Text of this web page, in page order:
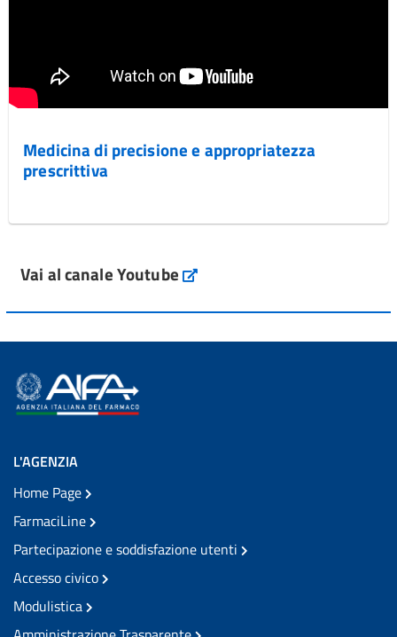
Medicina di precisione e appropriatezza
prescrittiva
Vai al canale Youtube
L'AGENZIA
Home Page
FarmaciLine
Partecipazione e soddisfazione utenti
Accesso civico
Modulistica